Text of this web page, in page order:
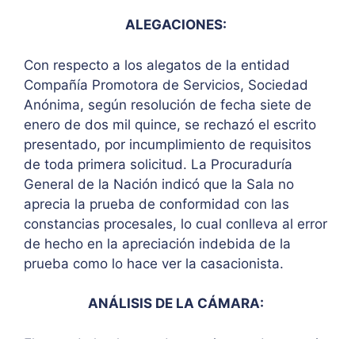
ALEGACIONES:
Con respecto a los alegatos de la entidad
Compañía Promotora de Servicios, Sociedad
Anónima, según resolución de fecha siete de
enero de dos mil quince, se rechazó el escrito
presentado, por incumplimiento de requisitos
de toda primera solicitud. La Procuraduría
General de la Nación indicó que la Sala no
aprecia la prueba de conformidad con las
constancias procesales, lo cual conlleva al error
de hecho en la apreciación indebida de la
prueba como lo hace ver la casacionista.
ANÁLISIS DE LA CÁMARA: